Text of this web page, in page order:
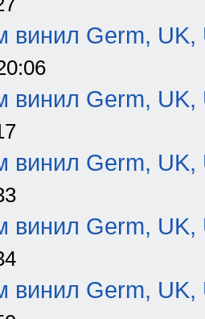
винил Germ, UK,
винил Germ, UK,
винил Germ, UK,
винил Germ, UK,
винил Germ, UK,